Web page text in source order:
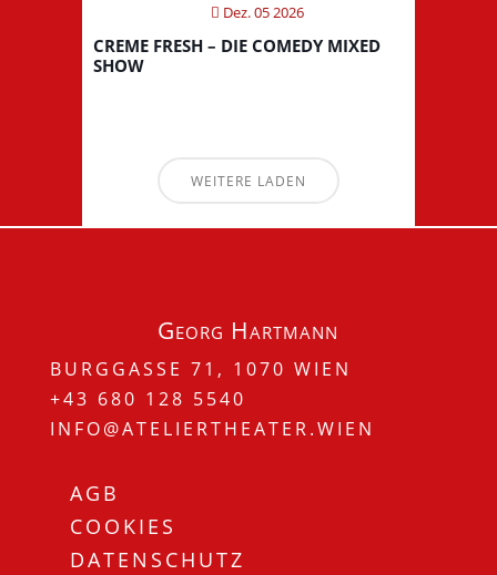
Dez. 05 2026
CREME FRESH – DIE COMEDY MIXED
SHOW
WEITERE LADEN
Georg Hartmann
BURGGASSE 71, 1070 WIEN
+43 680 128 5540
INFO@ATELIERTHEATER.WIEN
AGB
COOKIES
DATENSCHUTZ